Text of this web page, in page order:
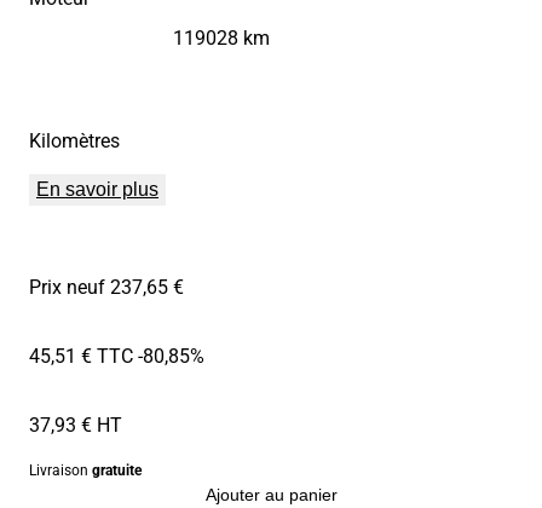
Kilomètres
119028 km
En savoir plus
Prix neuf 237,65 €
45,51 € TTC-80,85%
37,93 € HT
Livraison gratuite
Ajouter au panier